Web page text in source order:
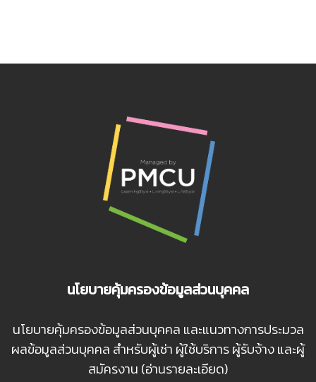
นโยบายคุ้มครองข้อมูลส่วนบุคคล
นโยบายคุ้มครองข้อมูลส่วนบุคคล และแนวทางการประมวล
ผลข้อมูลส่วนบุคคล สำหรับผู้เช่า ผู้ใช้บริการ ผู้รับจ้าง และผู้
สมัครงาน (อ่านรายละเอียด)